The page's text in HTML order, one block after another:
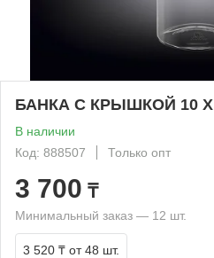
БАНКА С КРЫШКОЙ 10 X
В наличии
Код: 888507
Только опт
3 700 ₸
Минимальный заказ — 12 шт.
3 520 ₸ от 48 шт.